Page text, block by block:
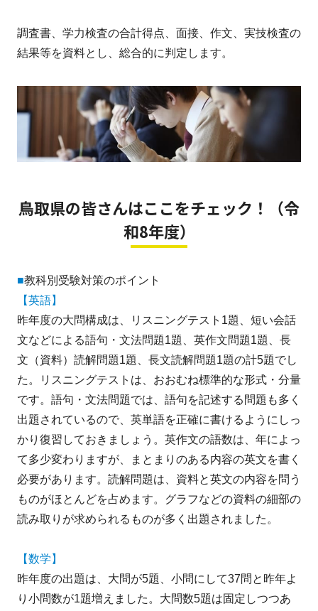
調査書、学力検査の合計得点、面接、作文、実技検査の
結果等を資料とし、総合的に判定します。
鳥取県の皆さんはここをチェック！（令
和8年度）
■教科別受験対策のポイント
【英語】
昨年度の大問構成は、リスニングテスト1題、短い会話
文などによる語句・文法問題1題、英作文問題1題、長
文（資料）読解問題1題、長文読解問題1題の計5題でし
た。リスニングテストは、おおむね標準的な形式・分量
です。語句・文法問題では、語句を記述する問題も多く
出題されているので、英単語を正確に書けるようにしっ
かり復習しておきましょう。英作文の語数は、年によっ
て多少変わりますが、まとまりのある内容の英文を書く
必要があります。読解問題は、資料と英文の内容を問う
ものがほとんどを占めます。グラフなどの資料の細部の
読み取りが求められるものが多く出題されました。
【数学】
昨年度の出題は、大問が5題、小問にして37問と昨年よ
り小問数が1題増えました。大問数5題は固定しつつあ